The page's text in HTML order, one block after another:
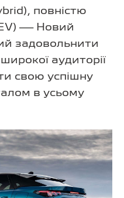
повністю
— Новий
задовольнити
аудиторії
свою успішну
в усьому